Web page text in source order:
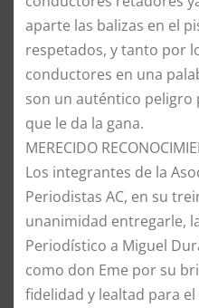
aparte las balizas en el
respetados, y tanto por
conductores en una
son un auténtico peligro
que le da la gana.
​MERECIDO
​Los integrantes de la
Periodistas AC, en su
unanimidad entregarle,
Periodístico a Miguel
como don Eme por su
fidelidad y lealtad para